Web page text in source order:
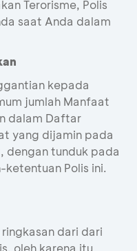
Terorisme, Polis
saat Anda dalam
kepada
jumlah Manfaat
dalam Daftar
yang dijamin pada
dengan tunduk pada
Polis ini.
dari dari
oleh karena itu